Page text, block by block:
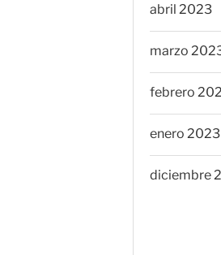
abril 2023
marzo
febrero
enero 2023
diciembre